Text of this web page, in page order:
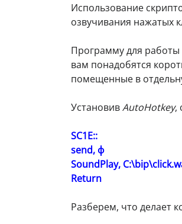
Использование
озвучивания нажатых
Программу для работы
вам понадобятся
помещенные в
УстановивAutoHotkey,
SC1E::
send, ф
SoundPlay,
Return
Разберем, что делает